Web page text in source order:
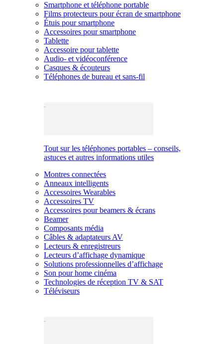
Smartphone et téléphone portable
Films protecteurs pour écran de smartphone
Étuis pour smartphone
Accessoires pour smartphone
Tablette
Accessoire pour tablette
Audio- et vidéoconférence
Casques & écouteurs
Téléphones de bureau et sans-fil
Tout sur les téléphones portables – conseils,
astuces et autres informations utiles
Montres connectées
Anneaux intelligents
Accessoires Wearables
Accessoires TV
Accessoires pour beamers & écrans
Beamer
Composants média
Câbles & adaptateurs AV
Lecteurs & enregistreurs
Lecteurs d’affichage dynamique
Solutions professionnelles d’affichage
Son pour home cinéma
Technologies de réception TV & SAT
Téléviseurs